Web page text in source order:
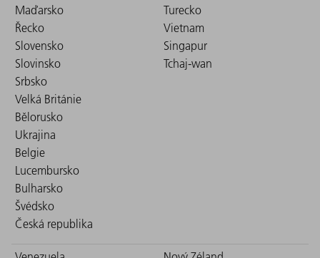
Maďarsko
Řecko
Slovensko
Slovinsko
Srbsko
Velká Británie
Bělorusko
Ukrajina
Belgie
Lucembursko
Bulharsko
Švédsko
Česká republika
Turecko
Vietnam
Singapur
Tchaj-wan